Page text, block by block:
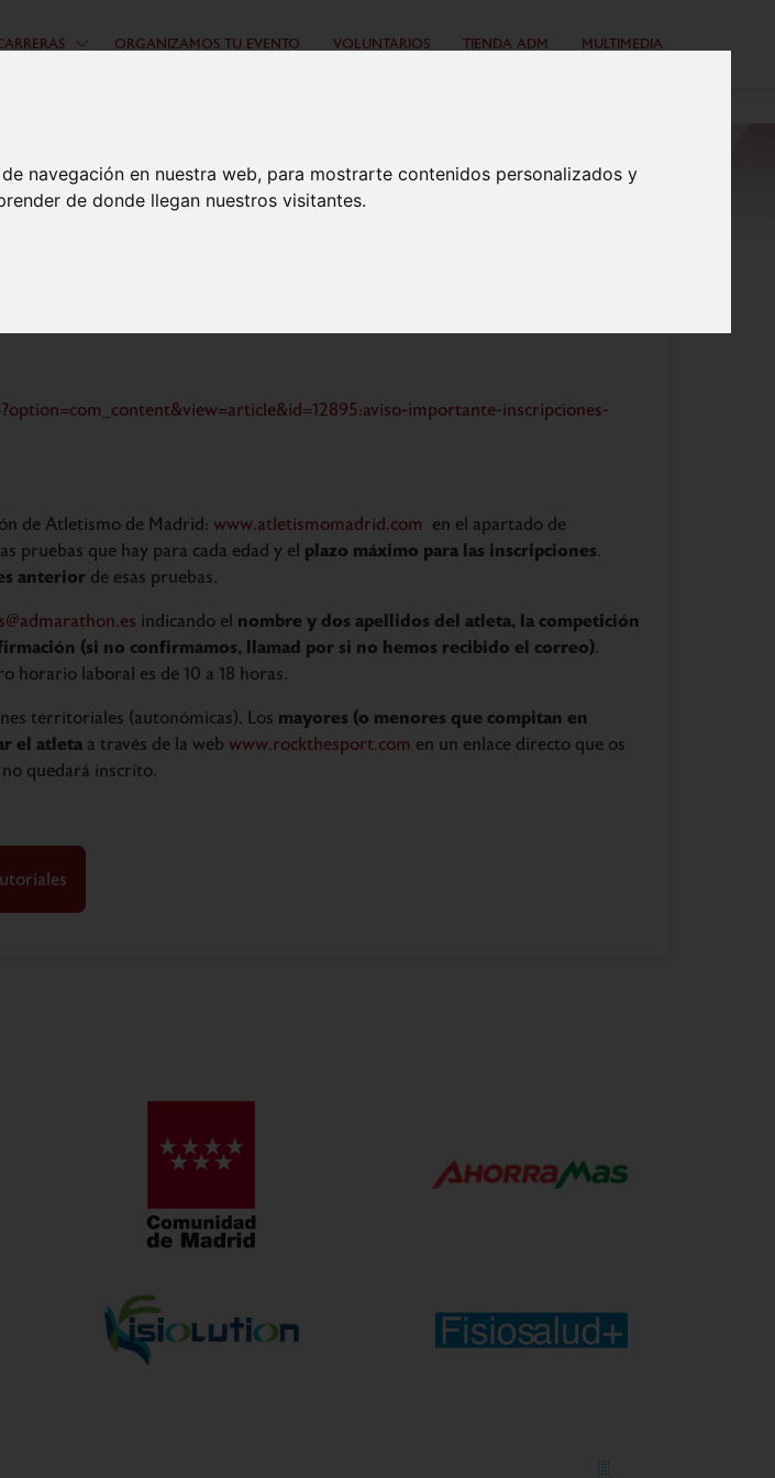
navegación en nuestra web, para mostrarte contenidos personalizados y
de donde llegan nuestros visitantes.
ORGANIZAMOS TU EVENTO VOLUNTARIOS TIENDA ADM MULTIMEDIA
importante-inscripciones-
de Atletismo de Madrid: www.atletismomadrid.com
en el apartado de
pruebas que hay para cada edad y el plazo máximo para las inscripciones.
anterior de esas pruebas.
indicando el nombre y dos apellidos del atleta, la competición
(si no confirmamos, llamad por si no hemos recibido el correo).
horario laboral es de 10 a 18 horas.
territoriales (autonómicas). Los mayores (o menores que compitan en
el atleta a través de la web www.rockthesport.com en un enlace directo que os
quedará inscrito.